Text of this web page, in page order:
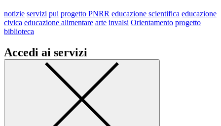
notizie servizi pui progetto PNRR educazione scientifica educazione
civica educazione alimentare arte invalsi Orientamento progetto
biblioteca
Accedi ai servizi